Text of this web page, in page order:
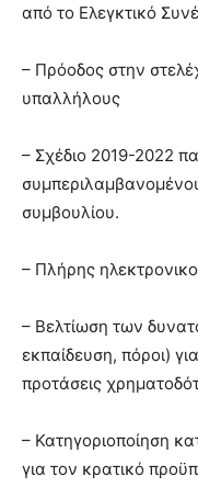
από το Ελεγκτικό
– Πρόοδος στην
υπαλλήλους
– Σχέδιο 2019-2022
συμβουλίου.
– Πλήρης
– Βελτίωση των
εκπαίδευση, πόροι)
προτάσεις
– Κατηγοριοποίηση
για τον κρατικό